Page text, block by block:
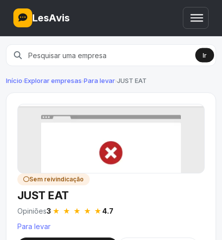
LesAvis
Ir
Início›Explorar empresas›Para levar›JUST EAT
Sem reivindicação
JUST EAT
Opiniões3·★ ★ ★ ★ ★ 4.7
Para levar